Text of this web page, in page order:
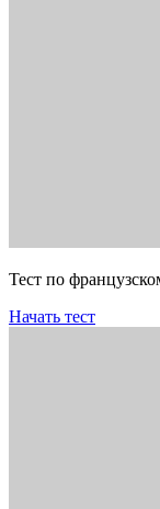
Тест по
Начать тест